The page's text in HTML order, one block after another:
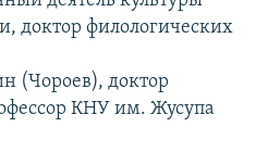
доктор филологических
(Чороев), доктор
КНУ им. Жусупа